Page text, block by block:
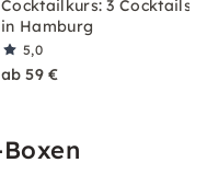
Cocktailkurs: 3 Cocktails
in Hamburg
5,0
ab 59 €